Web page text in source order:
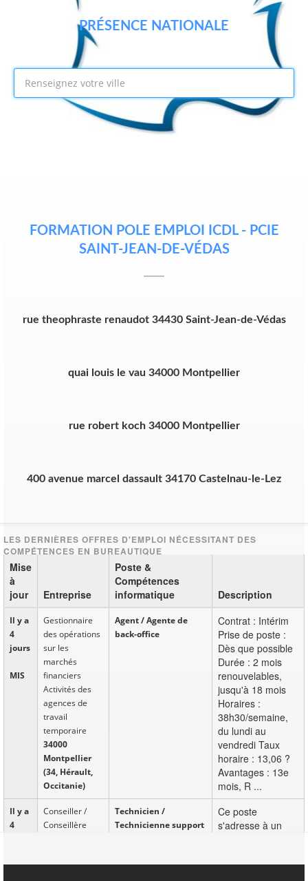
PRÉSENCE NATIONALE
FORMATION POLE EMPLOI ICDL - PCIE
SAINT-JEAN-DE-VÉDAS
rue theophraste renaudot 34430 Saint-Jean-de-Védas
quai louis le vau 34000 Montpellier
rue robert koch 34000 Montpellier
400 avenue marcel dassault 34170 Castelnau-le-Lez
Mise
à
jour
Entreprise
Poste &
Compétences
informatique
Description
Il y a
4
jours
MIS
Gestionnaire
des opérations
sur les
marchés
financiers
Activités des
agences de
travail
temporaire
34000
Montpellier
(34, Hérault,
Occitanie)
Agent / Agente de
back-office
Contrat : Intérim
Prise de poste :
Dès que possible
Durée : 2 mois
renouvelables,
jusqu'à 18 mois
Horaires :
38h30/semaine,
du lundi au
vendredi Taux
horaire : 13,06 ?
Avantages : 13e
mois, R ...
Il y a
4
CDI
Conseiller /
Conseillère
informatique
Technicien /
Technicienne support
Ce poste
s'adresse à un
idéalement